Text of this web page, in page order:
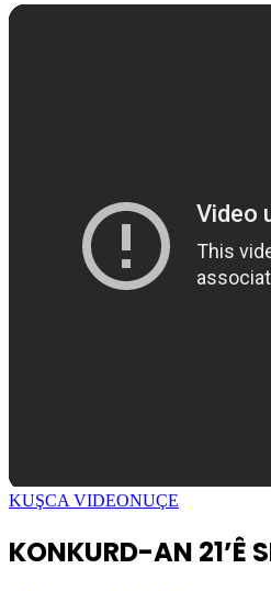
KUŞCA VIDEONUÇE
KONKURD-AN 21’Ê